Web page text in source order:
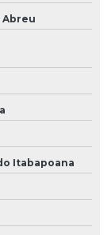
sul
Abreu
Itabapoana